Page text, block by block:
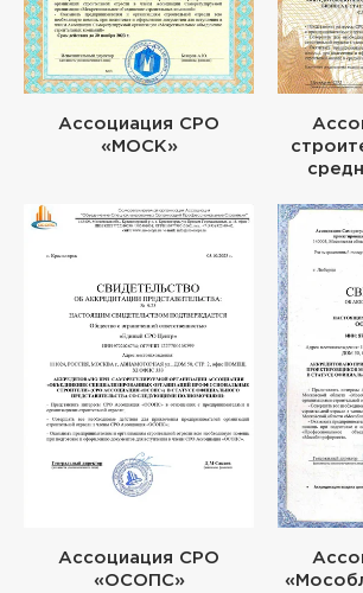
Ассоциация СРО
«МОСК»
Ассоциация СРО
«ОСОПС»